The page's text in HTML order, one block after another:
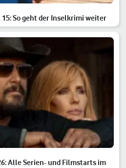
So geht der Inselkrimi weiter
Alle Serien- und Filmstarts im